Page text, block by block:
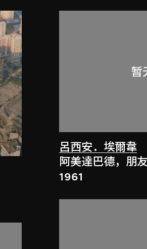
呂西安．埃爾韋
阿美達巴德，朋
1961